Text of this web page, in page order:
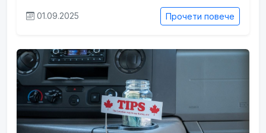
01.09.2025 Прочети повече